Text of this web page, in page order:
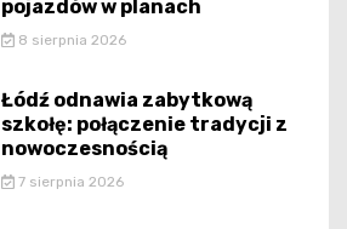
pojazdów w planach
8 sierpnia 2026
Łódź odnawia zabytkową
szkołę: połączenie tradycji z
nowoczesnością
7 sierpnia 2026